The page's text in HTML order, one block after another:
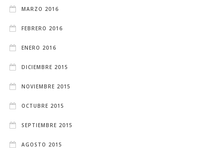
MARZO 2016
FEBRERO 2016
ENERO 2016
DICIEMBRE 2015
NOVIEMBRE 2015
OCTUBRE 2015
SEPTIEMBRE 2015
AGOSTO 2015